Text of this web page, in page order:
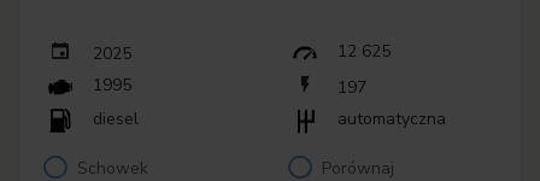
2025
12 625
1995
197
diesel
automatyczna
Schowek Porównaj